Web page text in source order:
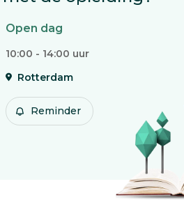
Open dag
10:00 - 14:00 uur
Rotterdam
Reminder